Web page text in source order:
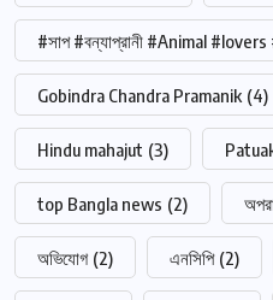
#সাপ #বন্যাপ্রানী #Animal
Gobindra Chandra Pramanik (4)
Hindu mahajut (3)
top Bangla news (2)
অভিযোগ (2) এনসিপি (2)